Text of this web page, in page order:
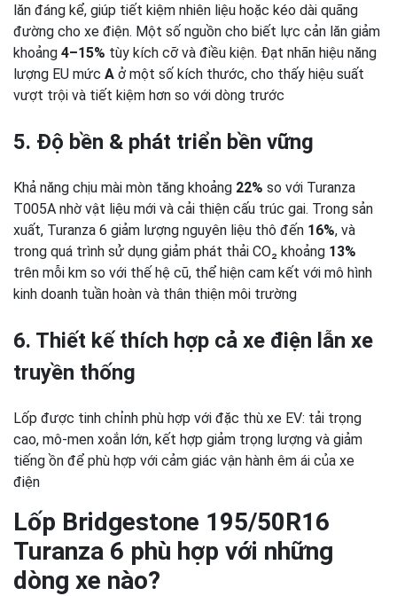
lăn đáng kể, giúp tiết kiệm nhiên liệu hoặc kéo dài quãng
đường cho xe điện. Một số nguồn cho biết lực cản lăn giảm
khoảng 4–15% tùy kích cỡ và điều kiện. Đạt nhãn hiệu năng
lượng EU mức A ở một số kích thước, cho thấy hiệu suất
vượt trội và tiết kiệm hơn so với dòng trước
5. Độ bền & phát triển bền vững
Khả năng chịu mài mòn tăng khoảng 22% so với Turanza
T005A nhờ vật liệu mới và cải thiện cấu trúc gai. Trong sản
xuất, Turanza 6 giảm lượng nguyên liệu thô đến 16%, và
trong quá trình sử dụng giảm phát thải CO₂ khoảng 13%
trên mỗi km so với thế hệ cũ, thể hiện cam kết với mô hình
kinh doanh tuần hoàn và thân thiện môi trường
6. Thiết kế thích hợp cả xe điện lẫn xe
truyền thống
Lốp được tinh chỉnh phù hợp với đặc thù xe EV: tải trọng
cao, mô-men xoắn lớn, kết hợp giảm trọng lượng và giảm
tiếng ồn để phù hợp với cảm giác vận hành êm ái của xe
điện
Lốp Bridgestone 195/50R16
Turanza 6 phù hợp với những
dòng xe nào?